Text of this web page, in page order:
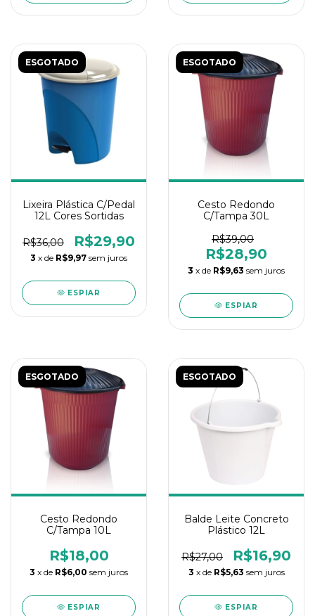
ESGOTADO
Lixeira Plástica C/Pedal
12L Cores Sortidas
R$36,00 R$29,90
3 x de R$9,97 sem juros
ESPIAR
ESGOTADO
Cesto Redondo
C/Tampa 30L
R$39,00
R$28,90
3 x de R$9,63 sem juros
ESPIAR
ESGOTADO
Cesto Redondo
C/Tampa 10L
R$18,00
3 x de R$6,00 sem juros
ESPIAR
ESGOTADO
Balde Leite Concreto
Plástico 12L
R$27,00 R$16,90
3 x de R$5,63 sem juros
ESPIAR